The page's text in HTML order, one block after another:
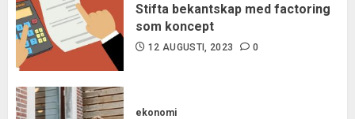
Stifta bekantskap med factoring
som koncept
12 AUGUSTI, 2023 0
ekonomi